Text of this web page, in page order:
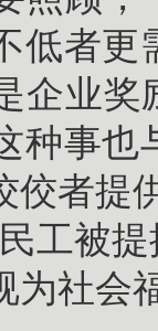
低者更
企业奖
种事
佼者提
工被
为社会